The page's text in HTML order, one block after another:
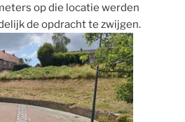
op die locatie werden
de opdracht te zwijgen.